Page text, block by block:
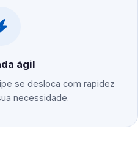
ágil
se desloca com rapidez
necessidade.